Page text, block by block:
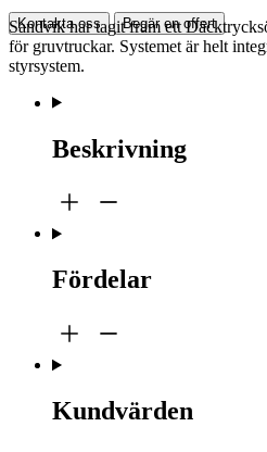
Kontakta oss Begär en offert
Sandvik har tagit fram ett
för gruvtruckar. Systemet är helt
styrsystem.
Beskrivning
Fördelar
Kundvärden